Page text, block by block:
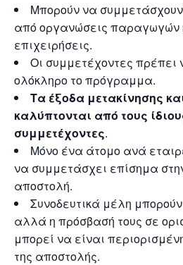
Μπορούν να
από οργανώσεις παραγωγών
επιχειρήσεις.
Οι συμμετέχοντες
ολόκληρο το πρόγραμμα.
Τα έξοδα μετακίνησης
καλύπτονται από τους
συμμετέχοντες.
Μόνο ένα άτομο ανά
να συμμετάσχει επίσημα
αποστολή.
Συνοδευτικά μέλη
αλλά η πρόσβασή τους σε
μπορεί να είναι
της αποστολής.